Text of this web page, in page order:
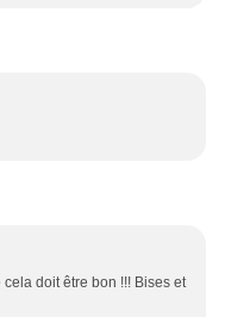
cela doit être bon !!! Bises et